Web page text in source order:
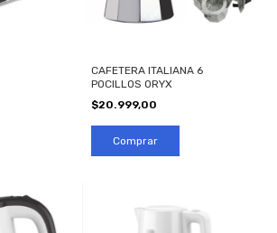
CAFETERA ITALIANA 6
POCILLOS ORYX
$20.999,00